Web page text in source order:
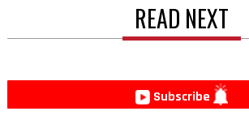
READ NEXT
Subscribe